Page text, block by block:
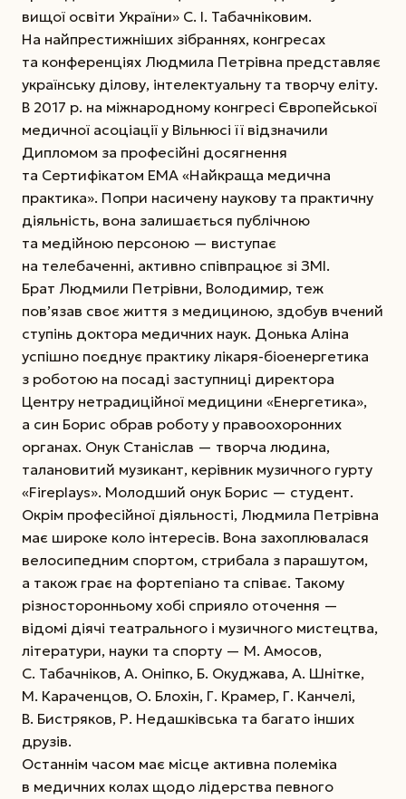
вищої освіти України» С. І. Табачніковим.
На найпрестижніших зібраннях, конгресах
та конференціях Людмила Петрівна представляє
українську ділову, інтелектуальну та творчу еліту.
В 2017 р. на міжнародному конгресі Європейської
медичної асоціації у Вільнюсі її відзначили
Дипломом за професійні досягнення
та Сертифікатом ЕМА «Найкраща медична
практика». Попри насичену наукову та практичну
діяльність, вона залишається публічною
та медійною персоною — виступає
на телебаченні, активно співпрацює зі ЗМІ.
Брат Людмили Петрівни, Володимир, теж
пов’язав своє життя з медициною, здобув вчений
ступінь доктора медичних наук. Донька Аліна
успішно поєднує практику лікаря-біоенергетика
з роботою на посаді заступниці директора
Центру нетрадиційної медицини «Енергетика»,
а син Борис обрав роботу у правоохоронних
органах. Онук Станіслав — творча людина,
талановитий музикант, керівник музичного гурту
«Fireplays». Молодший онук Борис — студент.
Окрім професійної діяльності, Людмила Петрівна
має широке коло інтересів. Вона захоплювалася
велосипедним спортом, стрибала з парашутом,
а також грає на фортепіано та співає. Такому
різносторонньому хобі сприяло оточення —
відомі діячі театрального і музичного мистецтва,
літератури, науки та спорту — М. Амосов,
С. Табачніков, А. Оніпко, Б. Окуджава, А. Шнітке,
М. Караченцов, О. Блохін, Г. Крамер, Г. Канчелі,
В. Бистряков, Р. Недашківська та багато інших
друзів.
Останнім часом має місце активна полеміка
в медичних колах щодо лідерства певного